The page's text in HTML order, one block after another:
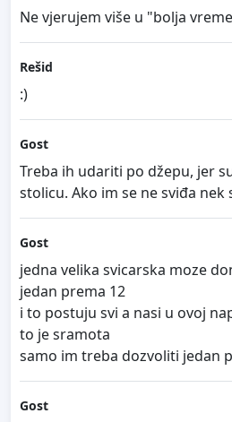
Ne vjerujem više u "bolja
Rešid
:)
Gost
Treba ih udariti po džepu, jer
stolicu. Ako im se ne sviđa
Gost
jedna velika svicarska moze
jedan prema 12
i to postuju svi a nasi u ovoj
to je sramota
samo im treba dozvoliti jedan
Gost